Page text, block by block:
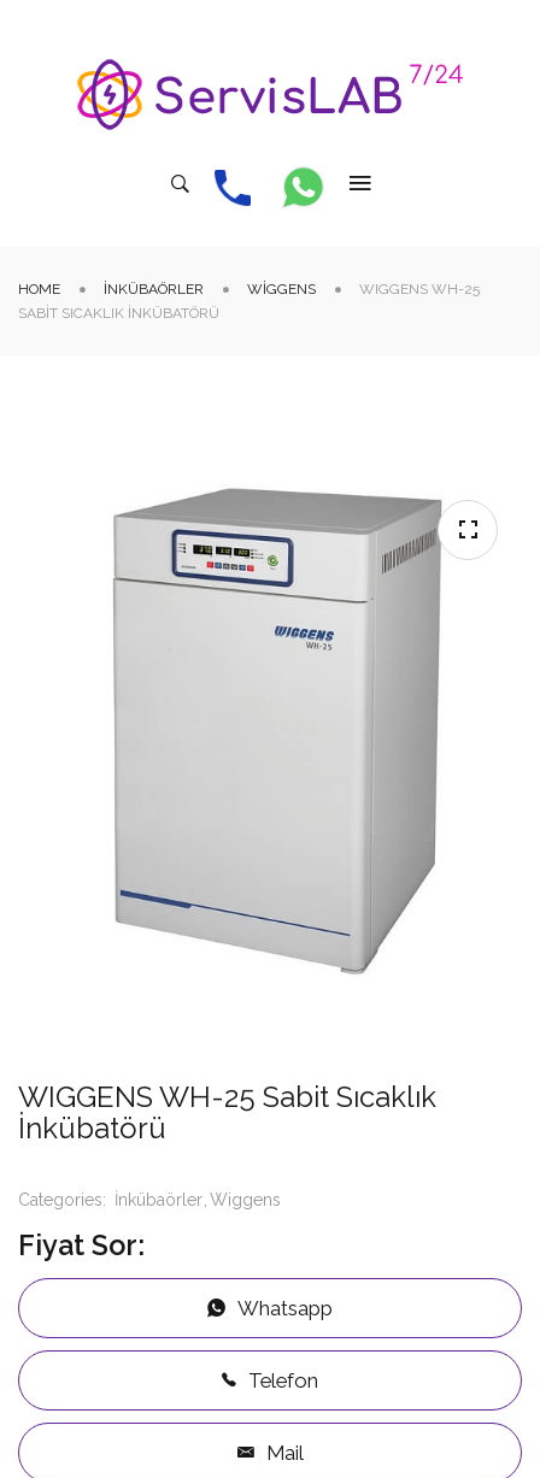
HOME İNKÜBAÖRLER WIGGENS
WIGGENS WH-25
SABIT SICAKLIK İNKÜBATÖRÜ
WIGGENS WH-25 Sabit Sıcaklık
İnkübatörü
Categories: İnkübaörler Wiggens
Fiyat Sor:
Whatsapp
Telefon
Mail